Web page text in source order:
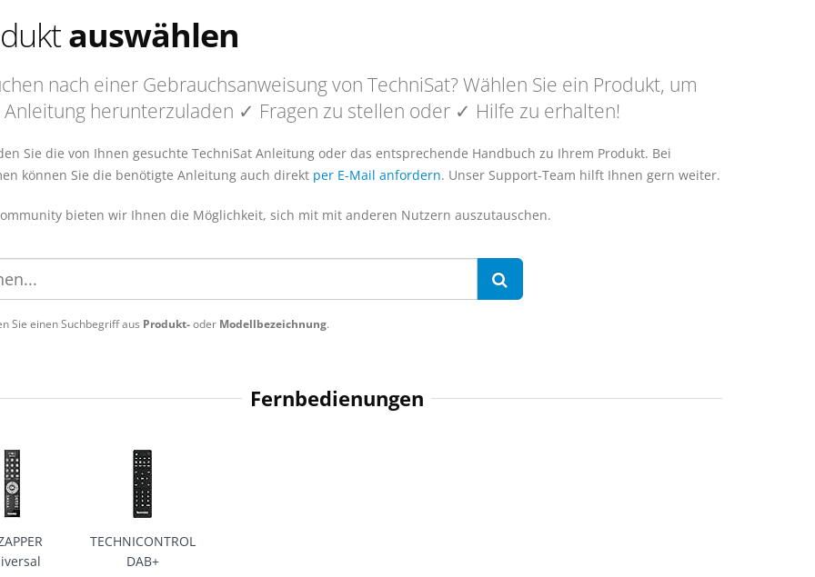
auswählen
nach einer Gebrauchsanweisung von TechniSat? Wählen Sie ein Produkt, um
herunterzuladen ✓ Fragen zu stellen oder ✓ Hilfe zu erhalten!
Sie die von Ihnen gesuchte TechniSat Anleitung oder das entsprechende Handbuch zu Ihrem Produkt. Bei
können Sie die benötigte Anleitung auch direkt per E-Mail anfordern. Unser Support-Team hilft Ihnen gern weiter.
bieten wir Ihnen die Möglichkeit, sich mit mit anderen Nutzern auszutauschen.
Sie einen Suchbegriff aus Produkt-oder Modellbezeichnung.
Fernbedienungen
TECHNICONTROL
DAB+